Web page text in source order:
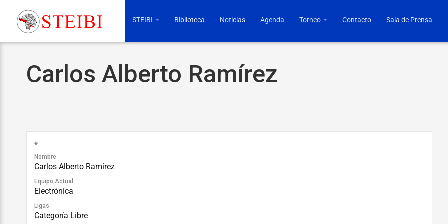
STEIBI Biblioteca Noticias Agenda Torneo Contacto Sala de Prensa
Carlos Alberto Ramírez
#
Nombre
Carlos Alberto Ramírez
Equipo Actual
Electrónica
Ligas
Categoría Libre